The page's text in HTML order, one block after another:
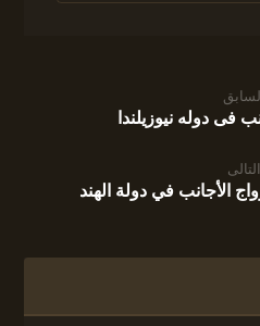
السابق
فى دوله نيوزيلندا
التالى
الأجانب في دولة الهند